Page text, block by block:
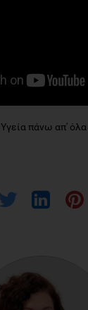
Υγεία πάνω απ' όλα